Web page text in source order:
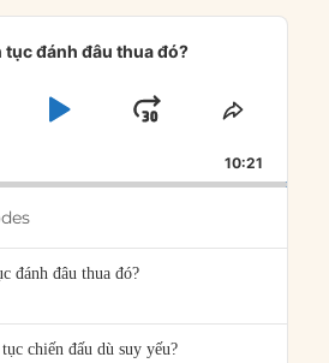
tục đánh đâu thua đó?
PLAYJUMP
FORWARD
SHARE
10:21
đánh đâu thua đó?
chiến đấu dù suy yếu?